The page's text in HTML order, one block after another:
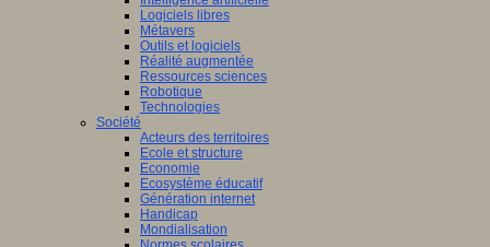
Logiciels libres
Métavers
Outils et logiciels
Réalité augmentée
Ressources sciences
Robotique
Technologies
Société
Acteurs des territoires
Ecole et structure
Economie
Ecosystème éducatif
Génération internet
Handicap
Mondialisation